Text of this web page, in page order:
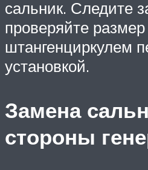
сальник. Следите
проверяйте размер
штангенциркулем
установкой.
Замена
стороны